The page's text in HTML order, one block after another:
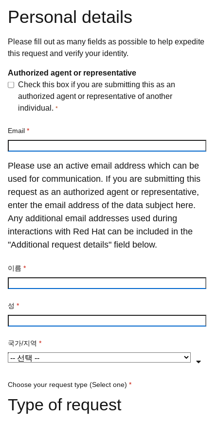
Personal details
Please fill out as many fields as possible to help expedite
this request and verify your identity.
Authorized agent or representative
Check this box if you are submitting this as an
authorized agent or representative of another
individual. *
Email *
Please use an active email address which can be
used for communication. If you are submitting this
request as an authorized agent or representative,
enter the email address of the data subject here.
Any additional email addresses used during
interactions with Red Hat can be included in the
"Additional request details" field below.
이름 *
성 *
국가/지역 *
Choose your request type (Select one) *
Type of request